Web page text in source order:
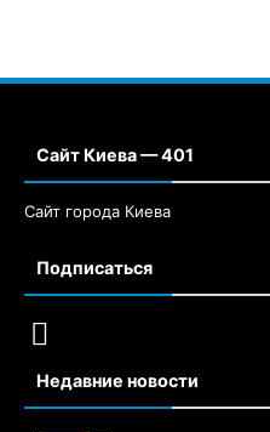
Сайт Киева — 401
Сайт города Киева
Подписаться
Недавние новости